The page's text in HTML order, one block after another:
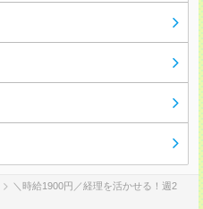
＼時給1900円／経理を活かせる！週2